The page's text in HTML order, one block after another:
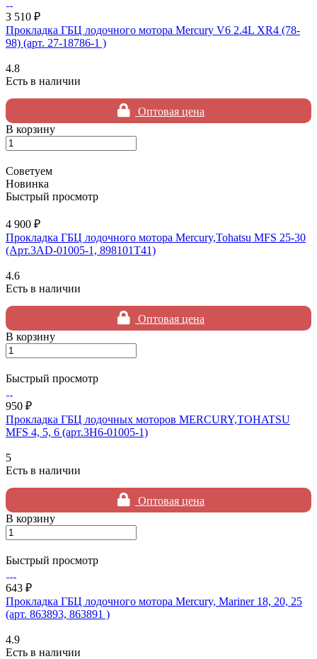
3 510 ₽
Прокладка ГБЦ лодочного мотора Mercury V6 2.4L XR4 (78-
98) (арт. 27-18786-1 )
4.8
Есть в наличии
Оптовая цена
В корзину
Советуем
Новинка
Быстрый просмотр
4 900 ₽
Прокладка ГБЦ лодочного мотора Mercury,Tohatsu MFS 25-30
(Арт.3AD-01005-1, 898101T41)
4.6
Есть в наличии
Оптовая цена
В корзину
Быстрый просмотр
950 ₽
Прокладка ГБЦ лодочных моторов MERCURY,TOHATSU
MFS 4, 5, 6 (арт.3H6-01005-1)
5
Есть в наличии
Оптовая цена
В корзину
Быстрый просмотр
643 ₽
Прокладка ГБЦ лодочного мотора Mercury, Mariner 18, 20, 25
(арт. 863893, 863891 )
4.9
Есть в наличии